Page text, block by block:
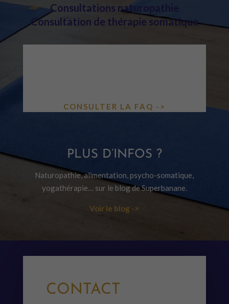
Consultations naturopathie
Consultation de thérapie somatique
CONSULTER LA FAQ ->
PLUS D’INFOS ?
Naturopathie, alimentation, psycho-somatique,
yogathérapie… sur le blog de Superbanane.
Voir le blog ->
CONTACT